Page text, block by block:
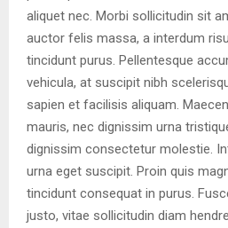
aliquet nec. Morbi sollicitudin sit
auctor felis massa, a interdum
tincidunt purus. Pellentesque
vehicula, at suscipit nibh
sapien et facilisis aliquam.
mauris, nec dignissim urna
dignissim consectetur molestie.
urna eget suscipit. Proin quis
tincidunt consequat in purus.
justo, vitae sollicitudin diam